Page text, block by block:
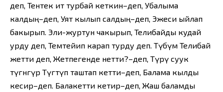
деп, Тентек ит турбай кеткин–деп, Убалыма
калдың–деп, Уят кылып салдың–деп, Эжеси ыйлап
бакырып. Эли-журтун чакырып, Телибайды кудай
урду деп, Темтейип карап турду деп. Түбүмө Телибай
жетти деп, Жетпегенде нетти?–деп, Түрү суук
түгөнгүр Түгөтүп таштап кетти–деп, Балама кылды
кесир–деп. Балакетти кетир–деп, Жаш баламды